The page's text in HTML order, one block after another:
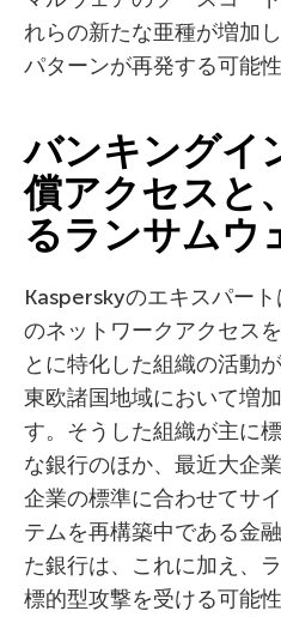
れらの新たな亜種が増加
パターンが再発する可能性
バンキングイ
償アクセスと
るランサムウ
Kasperskyのエキスパー
のネットワークアクセス
とに特化した組織の活動
東欧諸国地域において増
す。そうした組織が主に
な銀行のほか、最近大企
企業の標準に合わせてサ
テムを再構築中である金
た銀行は、これに加え、
標的型攻撃を受ける可能